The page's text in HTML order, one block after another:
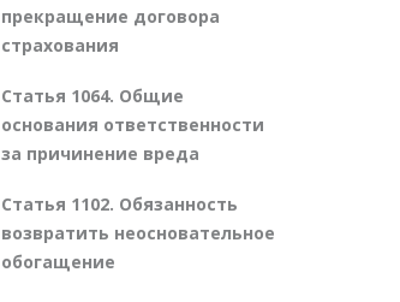
прекращение договора
страхования
Статья 1064. Общие
основания ответственности
за причинение вреда
Статья 1102. Обязанность
возвратить неосновательное
обогащение